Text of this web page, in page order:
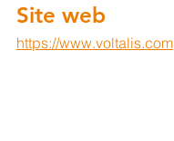
Site web
https://www.voltalis.com